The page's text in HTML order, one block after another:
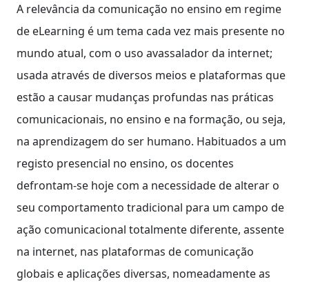
A relevância da comunicação no ensino em regime
de eLearning é um tema cada vez mais presente no
mundo atual, com o uso avassalador da internet;
usada através de diversos meios e plataformas que
estão a causar mudanças profundas nas práticas
comunicacionais, no ensino e na formação, ou seja,
na aprendizagem do ser humano. Habituados a um
registo presencial no ensino, os docentes
defrontam-se hoje com a necessidade de alterar o
seu comportamento tradicional para um campo de
ação comunicacional totalmente diferente, assente
na internet, nas plataformas de comunicação
globais e aplicações diversas, nomeadamente as